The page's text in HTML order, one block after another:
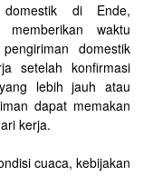
di Ende,
waktu
domestik
setelah konfirmasi
lebih jauh atau
dapat memakan
kerja.
cuaca, kebijakan